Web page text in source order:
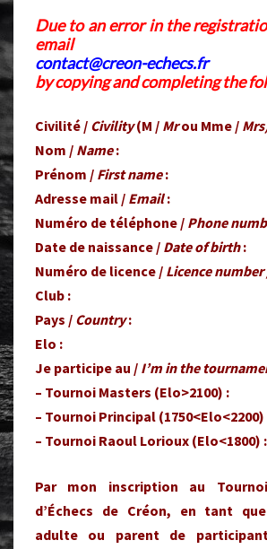
Due to an error in the
email
contact@creon-echecs.fr
by copying and completing the
Civilité / Civility(M / Mrou Mme /
Nom / Name:
Prénom / First name:
Adresse mail / Email:
Numéro de téléphone / Phone
Date de naissance / Date of birth:
Numéro de licence / Licence
Club :
Pays / Country:
Elo :
Je participe au / I’m in the
– Tournoi Masters (Elo>2100) :
– Tournoi Principal (1750<Elo<2200)
– Tournoi Raoul Lorioux (Elo<1800) :
Par mon inscription au
d’Échecs de Créon, en tant
adulte ou parent de